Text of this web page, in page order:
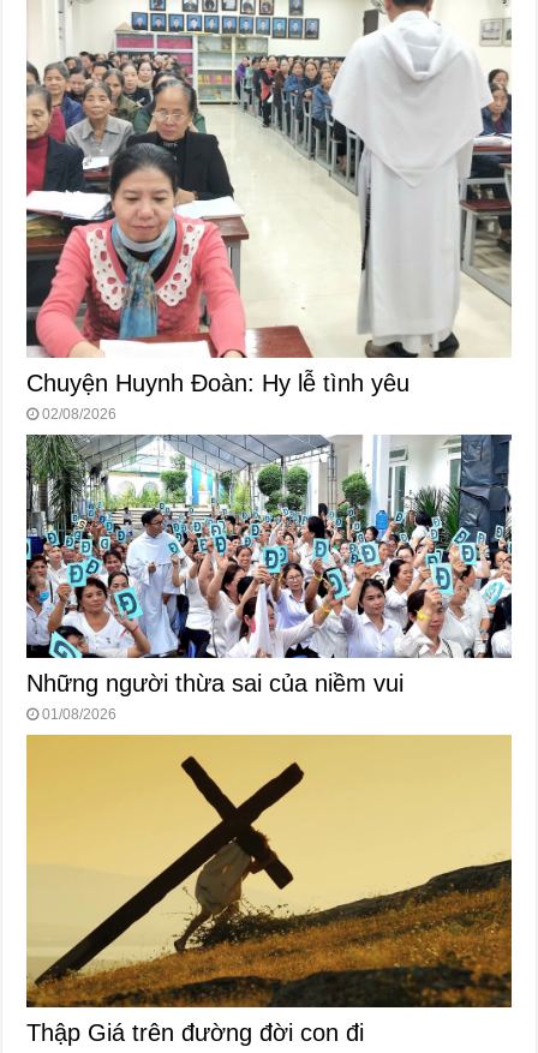
Chuyện Huynh Đoàn: Hy lễ tình yêu
02/08/2026
Những người thừa sai của niềm vui
01/08/2026
Thập Giá trên đường đời con đi